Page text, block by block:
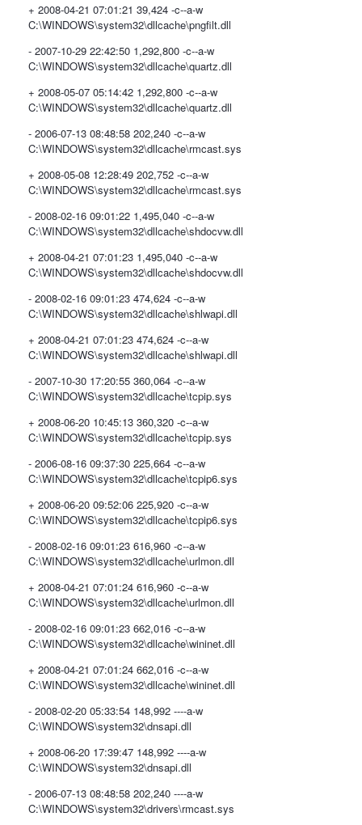
+ 2008-04-21 07:01:21 39,424 -c--a-w
C:\WINDOWS\system32\dllcache\pngfilt.dll
- 2007-10-29 22:42:50 1,292,800 -c--a-w
C:\WINDOWS\system32\dllcache\quartz.dll
+ 2008-05-07 05:14:42 1,292,800 -c--a-w
C:\WINDOWS\system32\dllcache\quartz.dll
- 2006-07-13 08:48:58 202,240 -c--a-w
C:\WINDOWS\system32\dllcache\rmcast.sys
+ 2008-05-08 12:28:49 202,752 -c--a-w
C:\WINDOWS\system32\dllcache\rmcast.sys
- 2008-02-16 09:01:22 1,495,040 -c--a-w
C:\WINDOWS\system32\dllcache\shdocvw.dll
+ 2008-04-21 07:01:23 1,495,040 -c--a-w
C:\WINDOWS\system32\dllcache\shdocvw.dll
- 2008-02-16 09:01:23 474,624 -c--a-w
C:\WINDOWS\system32\dllcache\shlwapi.dll
+ 2008-04-21 07:01:23 474,624 -c--a-w
C:\WINDOWS\system32\dllcache\shlwapi.dll
- 2007-10-30 17:20:55 360,064 -c--a-w
C:\WINDOWS\system32\dllcache\tcpip.sys
+ 2008-06-20 10:45:13 360,320 -c--a-w
C:\WINDOWS\system32\dllcache\tcpip.sys
- 2006-08-16 09:37:30 225,664 -c--a-w
C:\WINDOWS\system32\dllcache\tcpip6.sys
+ 2008-06-20 09:52:06 225,920 -c--a-w
C:\WINDOWS\system32\dllcache\tcpip6.sys
- 2008-02-16 09:01:23 616,960 -c--a-w
C:\WINDOWS\system32\dllcache\urlmon.dll
+ 2008-04-21 07:01:24 616,960 -c--a-w
C:\WINDOWS\system32\dllcache\urlmon.dll
- 2008-02-16 09:01:23 662,016 -c--a-w
C:\WINDOWS\system32\dllcache\wininet.dll
+ 2008-04-21 07:01:24 662,016 -c--a-w
C:\WINDOWS\system32\dllcache\wininet.dll
- 2008-02-20 05:33:54 148,992 ----a-w
C:\WINDOWS\system32\dnsapi.dll
+ 2008-06-20 17:39:47 148,992 ----a-w
C:\WINDOWS\system32\dnsapi.dll
- 2006-07-13 08:48:58 202,240 ----a-w
C:\WINDOWS\system32\drivers\rmcast.sys